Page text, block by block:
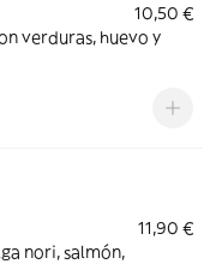
10,50 €
verduras, huevo y
11,90 €
nori, salmón,